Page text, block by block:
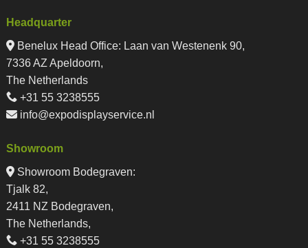
Headquarter
Benelux Head Office: Laan van Westenenk 90,
7336 AZ Apeldoorn,
The Netherlands
+31 55 3238555
info@expodisplayservice.nl
Showroom
Showroom Bodegraven:
Tjalk 82,
2411 NZ Bodegraven,
The Netherlands,
+31 55 3238555